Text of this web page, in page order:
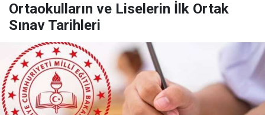
Ortaokulların ve Liselerin İlk Ortak
Sınav Tarihleri